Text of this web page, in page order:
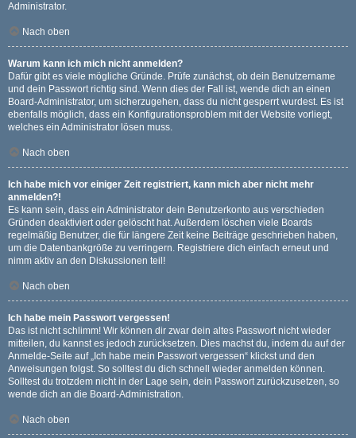
Administrator.
Nach oben
Warum kann ich mich nicht anmelden?
Dafür gibt es viele mögliche Gründe. Prüfe zunächst, ob dein Benutzername
und dein Passwort richtig sind. Wenn dies der Fall ist, wende dich an einen
Board-Administrator, um sicherzugehen, dass du nicht gesperrt wurdest. Es ist
ebenfalls möglich, dass ein Konfigurationsproblem mit der Website vorliegt,
welches ein Administrator lösen muss.
Nach oben
Ich habe mich vor einiger Zeit registriert, kann mich aber nicht mehr
anmelden?!
Es kann sein, dass ein Administrator dein Benutzerkonto aus verschieden
Gründen deaktiviert oder gelöscht hat. Außerdem löschen viele Boards
regelmäßig Benutzer, die für längere Zeit keine Beiträge geschrieben haben,
um die Datenbankgröße zu verringern. Registriere dich einfach erneut und
nimm aktiv an den Diskussionen teil!
Nach oben
Ich habe mein Passwort vergessen!
Das ist nicht schlimm! Wir können dir zwar dein altes Passwort nicht wieder
mitteilen, du kannst es jedoch zurücksetzen. Dies machst du, indem du auf der
Anmelde-Seite auf „Ich habe mein Passwort vergessen“ klickst und den
Anweisungen folgst. So solltest du dich schnell wieder anmelden können.
Solltest du trotzdem nicht in der Lage sein, dein Passwort zurückzusetzen, so
wende dich an die Board-Administration.
Nach oben